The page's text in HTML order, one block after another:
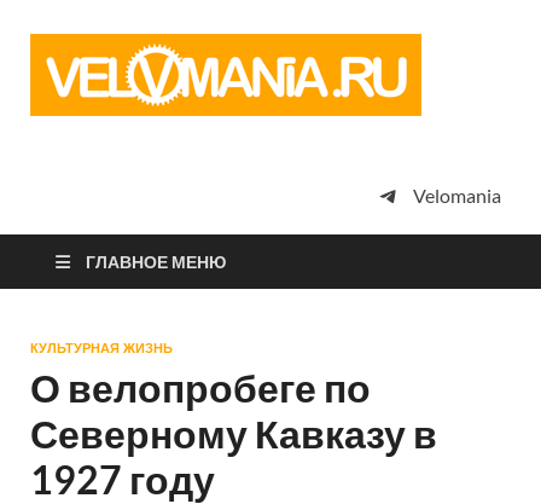
просто
Velomania
ГЛАВНОЕ МЕНЮ
КУЛЬТУРНАЯ ЖИЗНЬ
О велопробеге по
Северному Кавказу в
1927 году